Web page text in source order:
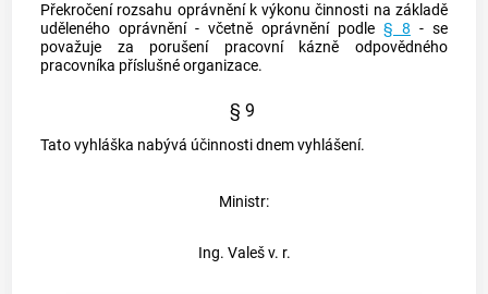
Překročení rozsahu oprávnění k výkonu činnosti na základě
uděleného oprávnění - včetně oprávnění podle § 8 - se
považuje za porušení pracovní kázně odpovědného
pracovníka příslušné organizace.
§ 9
Tato vyhláška nabývá účinnosti dnem vyhlášení.
Ministr:
Ing. Valeš v. r.